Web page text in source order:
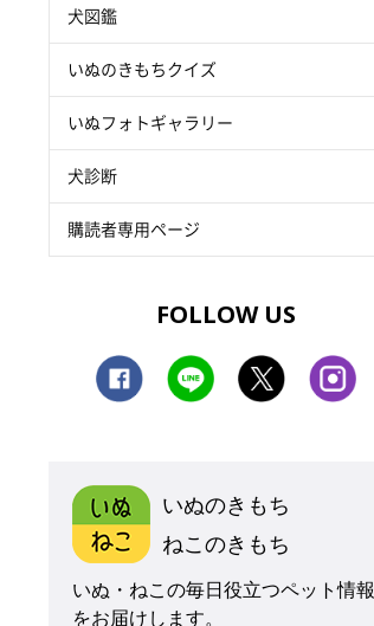
犬図鑑
いぬのきもちクイズ
いぬフォトギャラリー
犬診断
購読者専用ページ
FOLLOW US
いぬのきもち
ねこのきもち
いぬ・ねこの毎日役立つペット情報
をお届けします。